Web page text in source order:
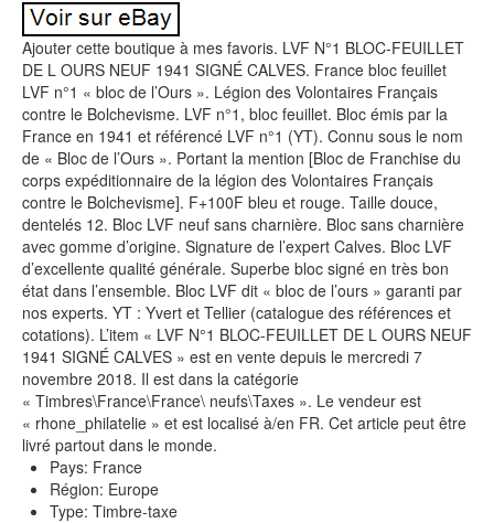
Ajouter cette boutique à mes favoris. LVF N°1 BLOC-FEUILLET
DE L OURS NEUF 1941 SIGNÉ CALVES. France bloc feuillet
LVF n°1 « bloc de l’Ours ». Légion des Volontaires Français
contre le Bolchevisme. LVF n°1, bloc feuillet. Bloc émis par la
France en 1941 et référencé LVF n°1 (YT). Connu sous le nom
de « Bloc de l’Ours ». Portant la mention [Bloc de Franchise du
corps expéditionnaire de la légion des Volontaires Français
contre le Bolchevisme]. F+100F bleu et rouge. Taille douce,
dentelés 12. Bloc LVF neuf sans charnière. Bloc sans charnière
avec gomme d’origine. Signature de l’expert Calves. Bloc LVF
d’excellente qualité générale. Superbe bloc signé en très bon
état dans l’ensemble. Bloc LVF dit « bloc de l’ours » garanti par
nos experts. YT : Yvert et Tellier (catalogue des références et
cotations). L’item « LVF N°1 BLOC-FEUILLET DE L OURS NEUF
1941 SIGNÉ CALVES » est en vente depuis le mercredi 7
novembre 2018. Il est dans la catégorie
« Timbres\France\France\ neufs\Taxes ». Le vendeur est
« rhone_philatelie » et est localisé à/en FR. Cet article peut être
livré partout dans le monde.
Pays: France
Région: Europe
Type: Timbre-taxe